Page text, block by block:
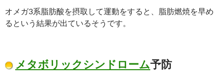
オメガ3系脂肪酸を摂取して運動をすると、脂肪燃焼を早め
るという結果が出ているそうです。
メタボリックシンドローム予防